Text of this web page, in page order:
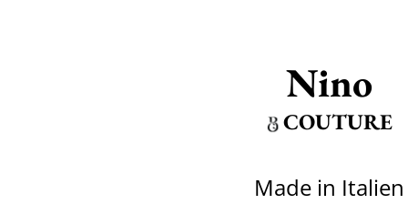
Nino
COUTURE
Made in Italien